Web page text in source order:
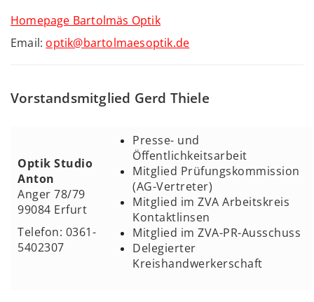
Homepage Bartolmäs Optik
Email: optik@bartolmaesoptik.de
Vorstandsmitglied Gerd Thiele
Optik Studio
Anton
Anger 78/79
99084 Erfurt
Telefon: 0361-
5402307
Presse- und
Öffentlichkeitsarbeit
Mitglied Prüfungskommission
(AG-Vertreter)
Mitglied im ZVA Arbeitskreis
Kontaktlinsen
Mitglied im ZVA-PR-Ausschuss
Delegierter
Kreishandwerkerschaft